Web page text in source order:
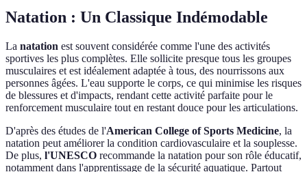
Natation : Un Classique Indémodable
La natation est souvent considérée comme l'une des activités
sportives les plus complètes. Elle sollicite presque tous les groupes
musculaires et est idéalement adaptée à tous, des nourrissons aux
personnes âgées. L'eau supporte le corps, ce qui minimise les risques
de blessures et d'impacts, rendant cette activité parfaite pour le
renforcement musculaire tout en restant douce pour les articulations.
D'après des études de l'American College of Sports Medicine, la
natation peut améliorer la condition cardiovasculaire et la souplesse.
De plus, l'UNESCO recommande la natation pour son rôle éducatif,
notamment dans l'apprentissage de la sécurité aquatique. Partout